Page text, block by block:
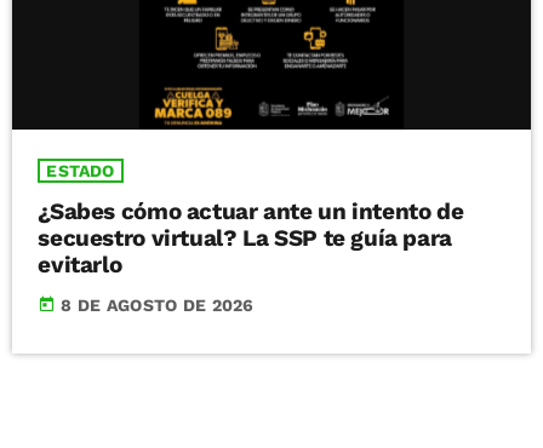
ESTADO
¿Sabes cómo actuar ante un intento de
secuestro virtual? La SSP te guía para
evitarlo
today 8 DE AGOSTO DE 2026